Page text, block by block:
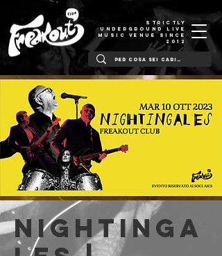
STRICTLY
UNDERGROUND LIVE
MUSIC VENUE SINCE
2012
Nightinga